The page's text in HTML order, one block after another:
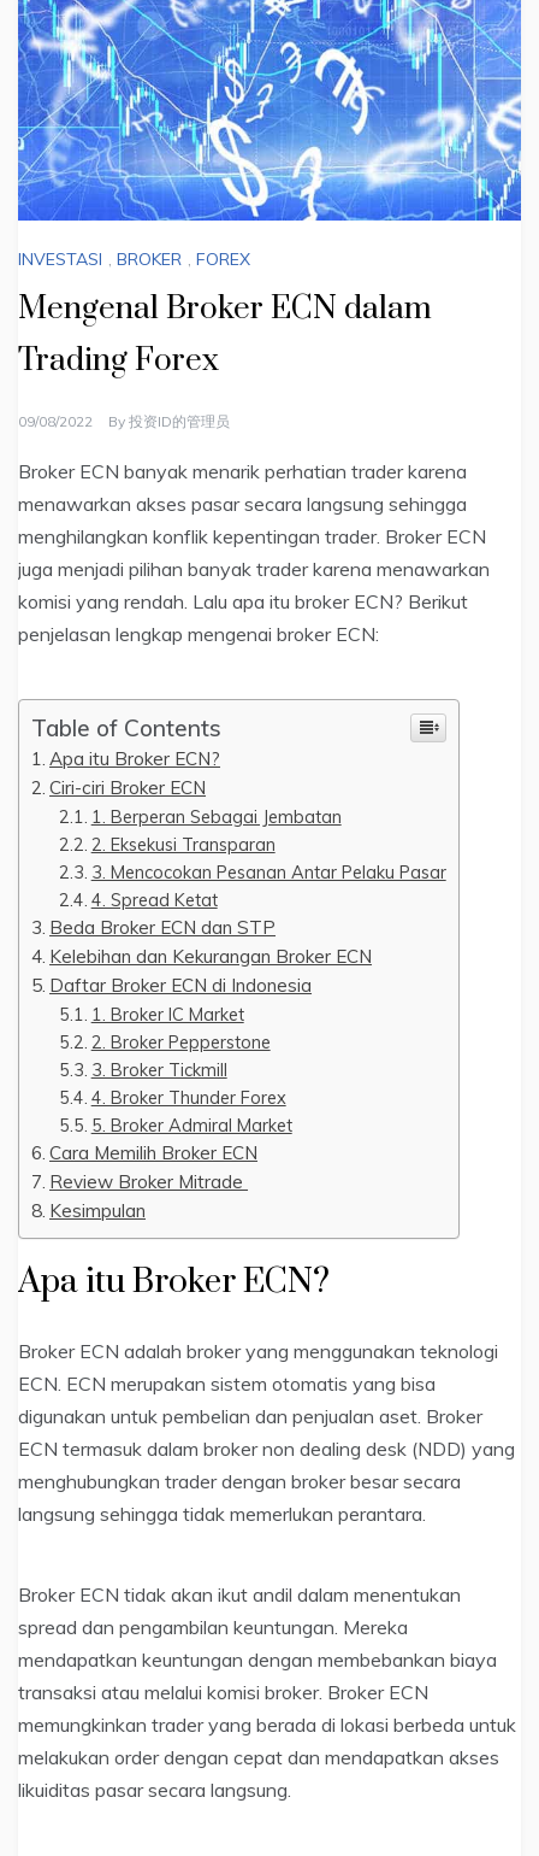
INVESTASI , BROKER , FOREX
Mengenal Broker ECN dalam
Trading Forex
09/08/2022 By 投资ID的管理员
Broker ECN banyak menarik perhatian trader karena
menawarkan akses pasar secara langsung sehingga
menghilangkan konflik kepentingan trader. Broker ECN
juga menjadi pilihan banyak trader karena menawarkan
komisi yang rendah. Lalu apa itu broker ECN? Berikut
penjelasan lengkap mengenai broker ECN:
Table of Contents
Apa itu Broker ECN?
Ciri-ciri Broker ECN
1. Berperan Sebagai Jembatan
2. Eksekusi Transparan
3. Mencocokan Pesanan Antar Pelaku Pasar
4. Spread Ketat
Beda Broker ECN dan STP
Kelebihan dan Kekurangan Broker ECN
Daftar Broker ECN di Indonesia
1. Broker IC Market
2. Broker Pepperstone
3. Broker Tickmill
4. Broker Thunder Forex
5. Broker Admiral Market
Cara Memilih Broker ECN
Review Broker Mitrade
Kesimpulan
Apa itu Broker ECN?
Broker ECN adalah broker yang menggunakan teknologi
ECN. ECN merupakan sistem otomatis yang bisa
digunakan untuk pembelian dan penjualan aset. Broker
ECN termasuk dalam broker non dealing desk (NDD) yang
menghubungkan trader dengan broker besar secara
langsung sehingga tidak memerlukan perantara.
Broker ECN tidak akan ikut andil dalam menentukan
spread dan pengambilan keuntungan. Mereka
mendapatkan keuntungan dengan membebankan biaya
transaksi atau melalui komisi broker. Broker ECN
memungkinkan trader yang berada di lokasi berbeda untuk
melakukan order dengan cepat dan mendapatkan akses
likuiditas pasar secara langsung.